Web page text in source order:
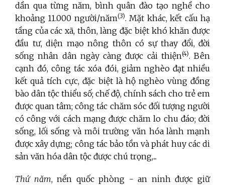
dần qua từng năm, bình quân đào tạo nghề cho
khoảng 11.000 người/năm(3). Mặt khác, kết cấu hạ
tầng của các xã, thôn, làng đặc biệt khó khăn được
đầu tư, diện mạo nông thôn có sự thay đổi, đời
sống nhân dân ngày càng được cải thiện(4). Bên
cạnh đó, công tác xóa đói, giảm nghèo đạt nhiều
kết quả tích cực, đặc biệt là hộ nghèo vùng đồng
bào dân tộc thiểu số; chế độ, chính sách cho trẻ em
được quan tâm; công tác chăm sóc đối tượng người
có công với cách mạng được chăm lo chu đáo; đời
sống, lối sống và môi trường văn hóa lành mạnh
được xây dựng; công tác bảo tồn và phát huy các di
sản văn hóa dân tộc được chú trọng,...
Thứ năm, nền quốc phòng - an ninh được giữ